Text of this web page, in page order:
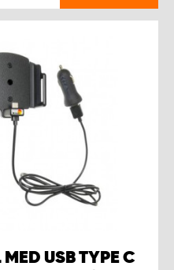
USB TYPE C